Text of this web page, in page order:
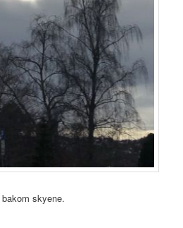
skyene.